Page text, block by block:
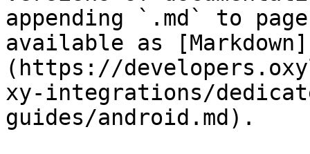
appending `.md` to
available as [Markdown]
(https://
xy-integrations/
guides/android.md).